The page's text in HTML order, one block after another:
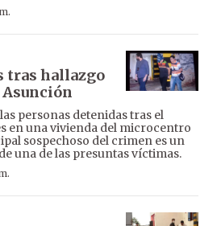
tras hallazgo
Asunción
personas detenidas tras el
en una vivienda del microcentro
sospechoso del crimen es un
una de las presuntas víctimas.